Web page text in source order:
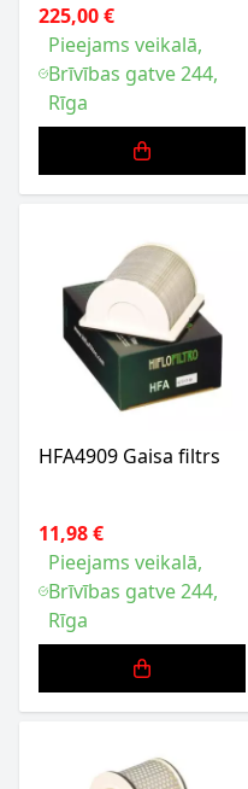
225,00 €
Pieejams veikalā,
Brīvības gatve 244,
Rīga
HFA4909 Gaisa filtrs
11,98 €
Pieejams veikalā,
Brīvības gatve 244,
Rīga